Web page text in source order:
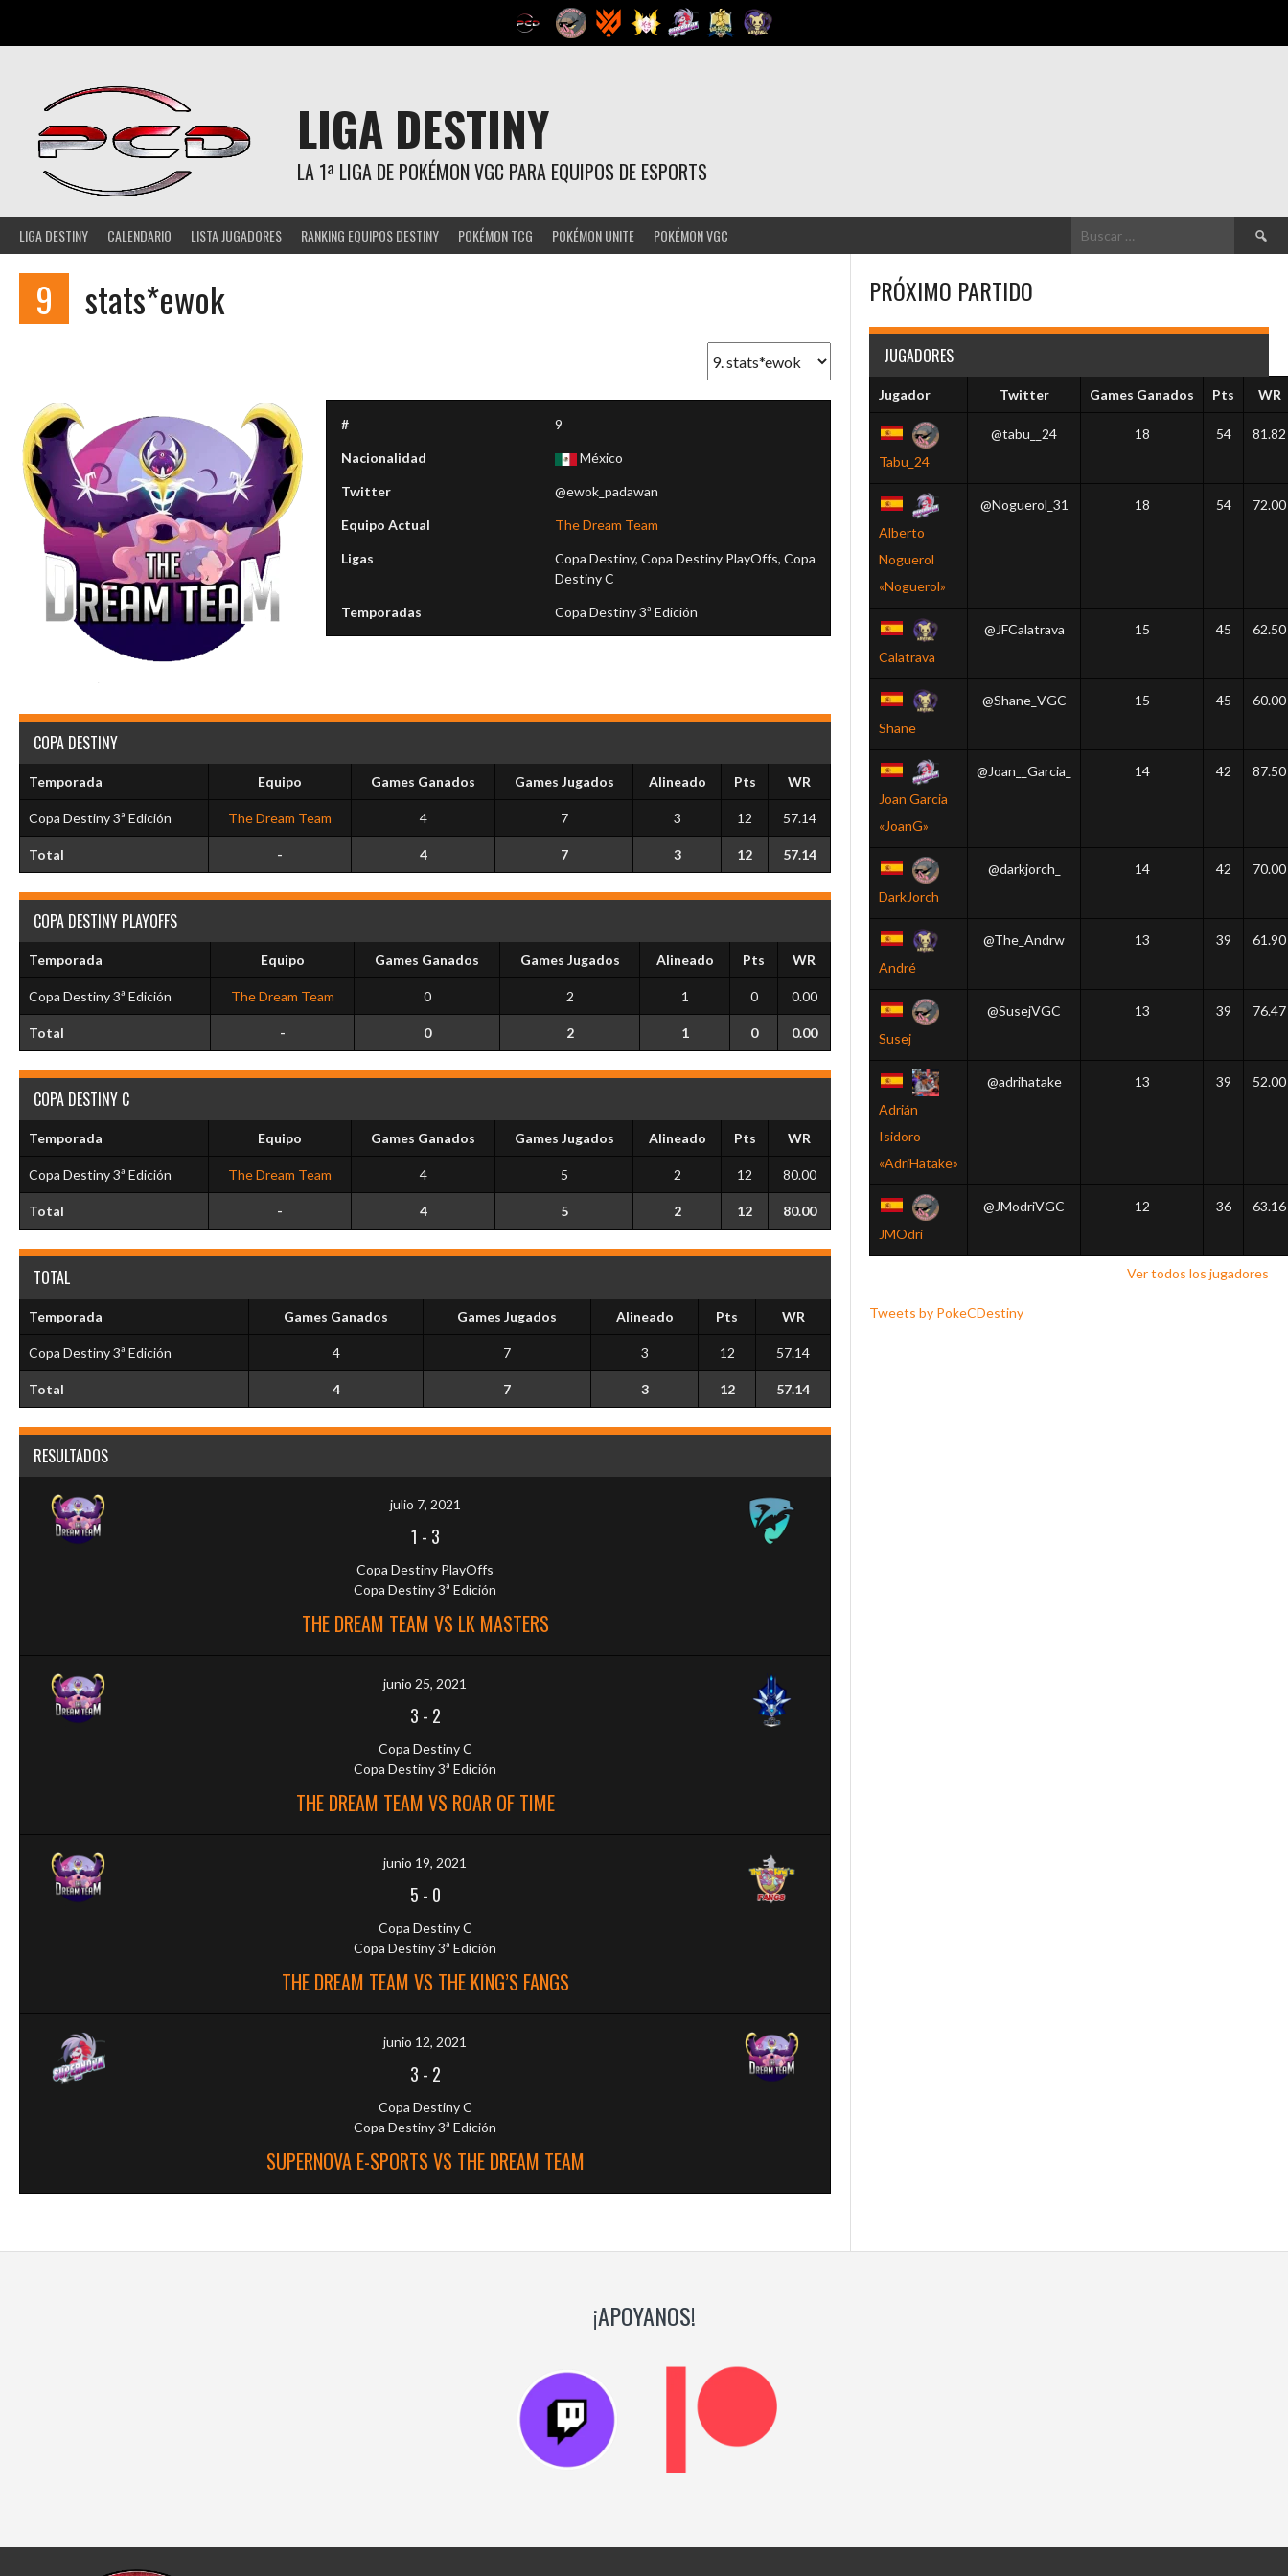
contenido
LIGA DESTINY
LA 1ª LIGA DE POKÉMON VGC PARA EQUIPOS DE ESPORTS
LIGA DESTINY CALENDARIO LISTA JUGADORES RANKING EQUIPOS DESTINY POKÉMON TCG POKÉMON UNITE POKÉMON VGC Buscar:
9 stats*ewok
# 9
Nacionalidad México
Twitter @ewok_padawan
Equipo Actual The Dream Team
Ligas
Copa Destiny, Copa Destiny PlayOffs, Copa
Destiny C
Temporadas Copa Destiny 3ª Edición
COPA DESTINY
Temporada Equipo Games Ganados Games Jugados Alineado Pts WR
Copa Destiny 3ª Edición The Dream Team 4 7 3 12 57.14
Total - 4 7 3 12 57.14
COPA DESTINY PLAYOFFS
Temporada Equipo Games Ganados Games Jugados Alineado Pts WR
Copa Destiny 3ª Edición The Dream Team 0 2 1 0 0.00
Total - 0 2 1 0 0.00
COPA DESTINY C
Temporada Equipo Games Ganados Games Jugados Alineado Pts WR
Copa Destiny 3ª Edición The Dream Team 4 5 2 12 80.00
Total - 4 5 2 12 80.00
TOTAL
Temporada Games Ganados Games Jugados Alineado Pts WR
Copa Destiny 3ª Edición 4 7 3 12 57.14
Total 4 7 3 12 57.14
RESULTADOS
julio 7, 2021
1 - 3
Copa Destiny PlayOffs
Copa Destiny 3ª Edición
THE DREAM TEAM VS LK MASTERS
junio 25, 2021
3 - 2
Copa Destiny C
Copa Destiny 3ª Edición
THE DREAM TEAM VS ROAR OF TIME
junio 19, 2021
5 - 0
Copa Destiny C
Copa Destiny 3ª Edición
THE DREAM TEAM VS THE KING’S FANGS
junio 12, 2021
3 - 2
Copa Destiny C
Copa Destiny 3ª Edición
SUPERNOVA E-SPORTS VS THE DREAM TEAM
PRÓXIMO PARTIDO
JUGADORES
Jugador Twitter Games Ganados Pts WR
Tabu_24
@tabu__24 18 54 81.82
Alberto
Noguerol
«Noguerol»
@Noguerol_31 18 54 72.00
Calatrava
@JFCalatrava 15 45 62.50
Shane
@Shane_VGC 15 45 60.00
Joan Garcia
«JoanG»
@Joan__Garcia_ 14 42 87.50
DarkJorch
@darkjorch_ 14 42 70.00
André
@The_Andrw 13 39 61.90
Susej
@SusejVGC 13 39 76.47
Adrián
Isidoro
«AdriHatake»
@adrihatake 13 39 52.00
JMOdri
@JModriVGC 12 36 63.16
Ver todos los jugadores
Tweets by PokeCDestiny
¡APOYANOS!